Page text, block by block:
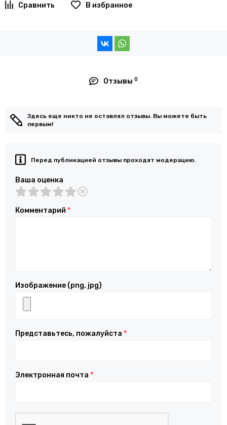
В избранное
Отзывы0
Здесь еще никто не оставлял отзывы. Вы можете быть
первым!
Перед публикацией отзывы проходят модерацию.
Ваша оценка
Комментарий *
Изображение (png, jpg)
Представьтесь, пожалуйста *
Электронная почта *